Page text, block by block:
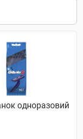
одноразовий